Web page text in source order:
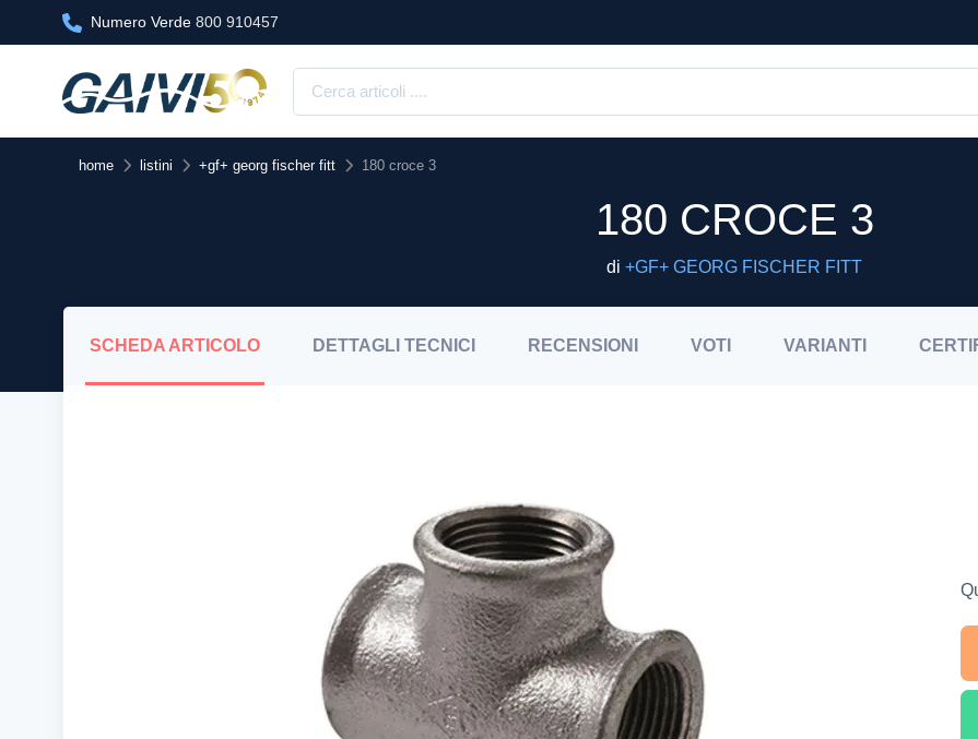
Numero Verde 800 910457
home listini +gf+ georg fischer fitt 180 croce 3
180 CROCE 3
di +GF+ GEORG FISCHER FITT
SCHEDA ARTICOLO DETTAGLI TECNICI RECENSIONI VOTI VARIANTI